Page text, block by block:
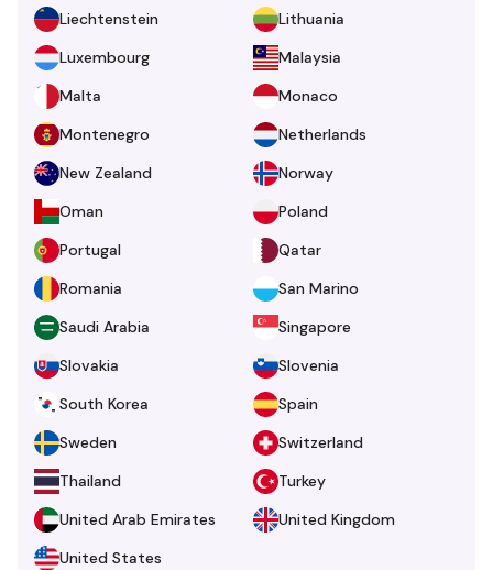
Liechtenstein
Lithuania
Luxembourg
Malaysia
Malta
Monaco
Montenegro
Netherlands
New Zealand
Norway
Oman
Poland
Portugal
Qatar
Romania
San Marino
Saudi Arabia
Singapore
Slovakia
Slovenia
South Korea
Spain
Sweden
Switzerland
Thailand
Turkey
United Arab Emirates
United Kingdom
United States